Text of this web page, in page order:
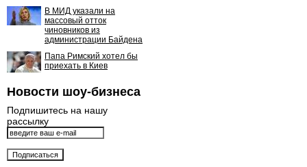
В МИД указали на
массовый отток
чиновников из
администрации Байдена
Папа Римский хотел бы
приехать в Киев
Новости шоу-бизнеса
Подпишитесь на нашу
рассылку